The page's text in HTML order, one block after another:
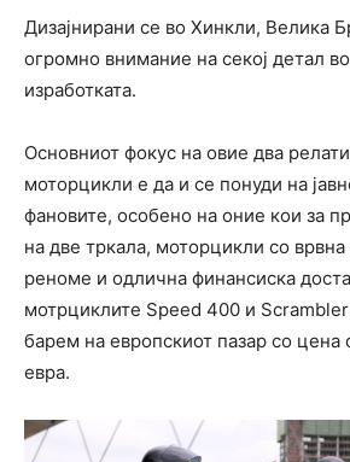
Дизајнирани се во Хинкли, Велика
огромно внимание на секој детал во
изработката.
Основниот фокус на овие два
моторцикли е да и се понуди на
фановите, особено на оние кои за
на две тркала, моторцикли со врвна
реноме и одлична финансиска
мотрциклите Speed 400 и
барем на европскиот пазар со цена
евра.